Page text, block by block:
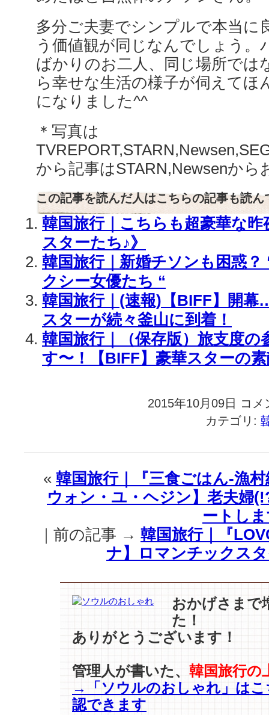
多分ご夫妻でシンプルで本当に
う価値観が同じなんでしょう。
ばかりのお二人、同じ場所では
ら幸せな生活の様子が伺えてほ
になりました^^
＊写真は
から記事はSTARN,Newsenから
この記事を読んだ人はこちらの記事も読ん
韓国旅行｜こちらも超豪華な昨
スターたち♪》
韓国旅行｜新婚チソンも困惑
クシー女優たち “
韓国旅行｜(速報)【BIFF】開
スターが続々釜山に到着！
韓国旅行｜（保存版）旅支度の
す〜！【BIFF】豪華スターの
2015年10月09日
韓
国
旅
｜
ソ
ン
＆
イ・
ボ
ヨ
ン
妻】
1
日
ま
る
で
コメ
カテゴリ:
« 韓国旅行｜『三食ごはん-漁
ウォン・ユ・ヘジン】老夫婦
ートし
｜前の記事 → 韓国旅行｜『
ナ】ロマンチックス
おかげさまで
た！
ありがとうございます！
管理人が書いた、 韓国旅行の
→「ソウルのおしゃれ」はこ
認できます